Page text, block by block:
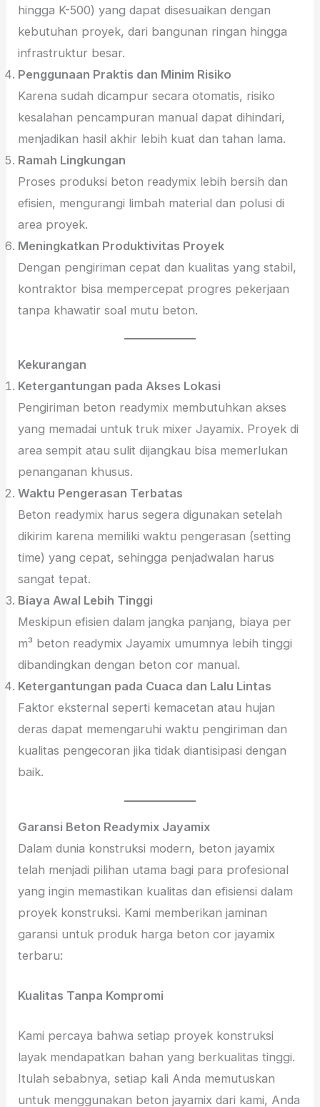
hingga K-500) yang dapat disesuaikan dengan
kebutuhan proyek, dari bangunan ringan hingga
infrastruktur besar.
Penggunaan Praktis dan Minim Risiko
Karena sudah dicampur secara otomatis, risiko
kesalahan pencampuran manual dapat dihindari,
menjadikan hasil akhir lebih kuat dan tahan lama.
Ramah Lingkungan
Proses produksi beton readymix lebih bersih dan
efisien, mengurangi limbah material dan polusi di
area proyek.
Meningkatkan Produktivitas Proyek
Dengan pengiriman cepat dan kualitas yang stabil,
kontraktor bisa mempercepat progres pekerjaan
tanpa khawatir soal mutu beton.
Kekurangan
Ketergantungan pada Akses Lokasi
Pengiriman beton readymix membutuhkan akses
yang memadai untuk truk mixer Jayamix. Proyek di
area sempit atau sulit dijangkau bisa memerlukan
penanganan khusus.
Waktu Pengerasan Terbatas
Beton readymix harus segera digunakan setelah
dikirim karena memiliki waktu pengerasan (setting
time) yang cepat, sehingga penjadwalan harus
sangat tepat.
Biaya Awal Lebih Tinggi
Meskipun efisien dalam jangka panjang, biaya per
m³ beton readymix Jayamix umumnya lebih tinggi
dibandingkan dengan beton cor manual.
Ketergantungan pada Cuaca dan Lalu Lintas
Faktor eksternal seperti kemacetan atau hujan
deras dapat memengaruhi waktu pengiriman dan
kualitas pengecoran jika tidak diantisipasi dengan
baik.
Garansi Beton Readymix Jayamix
Dalam dunia konstruksi modern, beton jayamix
telah menjadi pilihan utama bagi para profesional
yang ingin memastikan kualitas dan efisiensi dalam
proyek konstruksi. Kami memberikan jaminan
garansi untuk produk harga beton cor jayamix
terbaru:
Kualitas Tanpa Kompromi
Kami percaya bahwa setiap proyek konstruksi
layak mendapatkan bahan yang berkualitas tinggi.
Itulah sebabnya, setiap kali Anda memutuskan
untuk menggunakan beton jayamix dari kami, Anda